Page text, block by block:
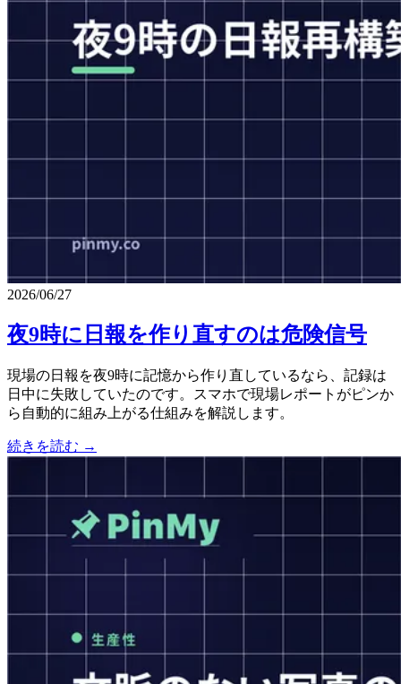
2026/06/27
夜9時に日報を作り直すのは危険信号
現場の日報を夜9時に記憶から作り直しているなら、記録は
日中に失敗していたのです。スマホで現場レポートがピンか
ら自動的に組み上がる仕組みを解説します。
続きを読む →